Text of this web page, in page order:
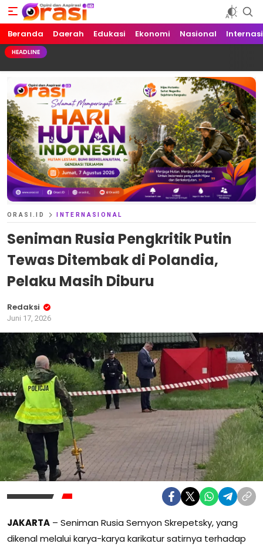
Orasi.ID
Opini dan Aspirasi!
Beranda Daerah Edukasi Ekonomi Nasional
HEADLINE
ORASI.ID INTERNASIONAL
Seniman Rusia Pengkritik Putin
Tewas Ditembak di Polandia,
Pelaku Masih Diburu
Redaksi
Juni 17, 2026
JAKARTA – Seniman Rusia Semyon Skrepetsky, yang
dikenal melalui karya-karya karikatur satirnya terhadap